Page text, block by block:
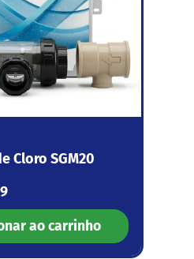
Cloro SGM20
ao carrinho